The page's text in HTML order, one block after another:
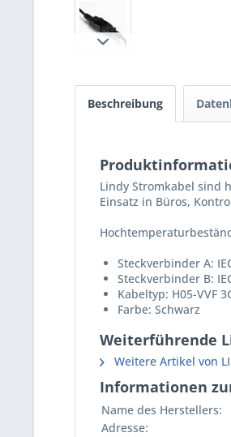
Beschreibung
Lindy Stromkabel sind
Einsatz in Büros,
Steckverbinder A:
Steckverbinder B:
Kabeltyp: H05-VVF
Farbe: Schwarz
Weiterführende
Weitere Artikel von
Informationen
Name des Herstellers:
Adresse: